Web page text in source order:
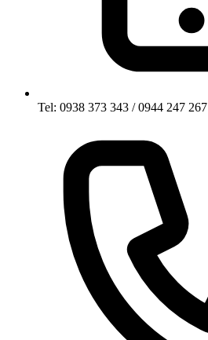
Tel: 0938 373 343 / 0944 247 267